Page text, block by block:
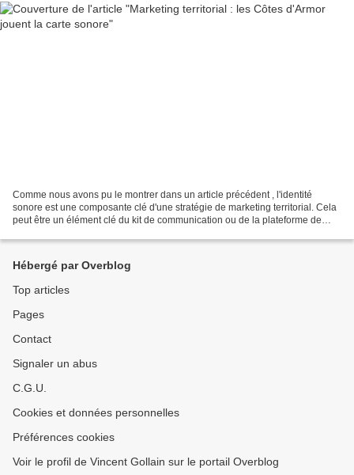
Comme nous avons pu le montrer dans un article précédent , l'identité
sonore est une composante clé d'une stratégie de marketing territorial. Cela
peut être un élément clé du kit de communication ou de la plateforme de
Hébergé par Overblog
Top articles
Pages
Contact
Signaler un abus
C.G.U.
Cookies et données personnelles
Préférences cookies
Voir le profil de Vincent Gollain sur le portail Overblog